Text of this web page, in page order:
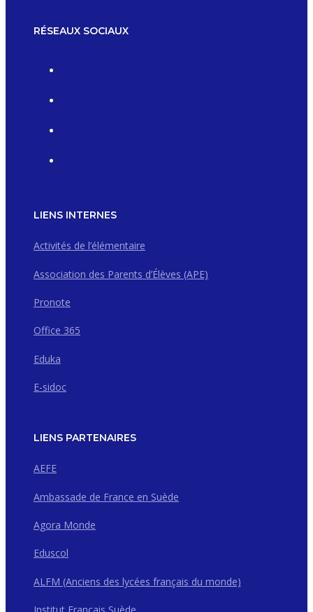
RÉSEAUX SOCIAUX
LIENS INTERNES
Activités de l’élémentaire
Association des Parents d’Élèves (APE)
Pronote
Office 365
Eduka
E-sidoc
LIENS PARTENAIRES
AEFE
Ambassade de France en Suède
Agora Monde
Eduscol
ALFM (Anciens des lycées français du monde)